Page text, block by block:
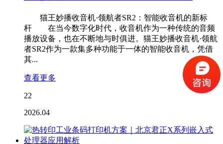
猫王妙播收音机·领航者SR2：智能收音机的新标
杆 在当今数字化时代，收音机作为一种传统的音频
播放设备，也在不断地与时俱进。猫王妙播收音机·领航
者SR2作为一款集多种功能于一体的智能收音机，凭借
其...
查看更多
22
2026.04